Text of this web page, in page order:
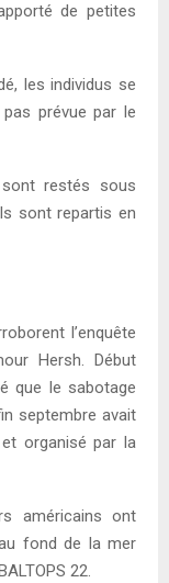
de petites
les individus se
prévue par le
restés sous
sont repartis en
l’enquête
Hersh. Début
que le sabotage
septembre avait
organisé par la
américains ont
fond de la mer
22.